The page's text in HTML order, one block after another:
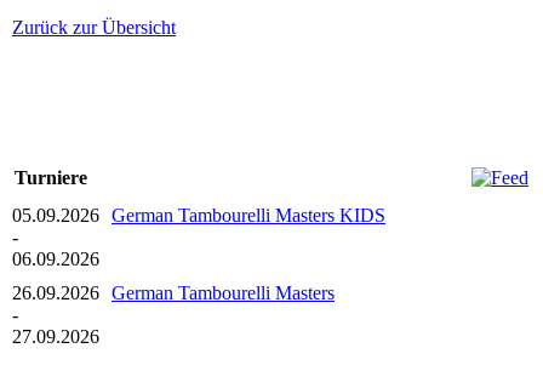
Zurück zur Übersicht
Turniere
05.09.2026
-
06.09.2026
German Tambourelli Masters KIDS
26.09.2026
-
27.09.2026
German Tambourelli Masters